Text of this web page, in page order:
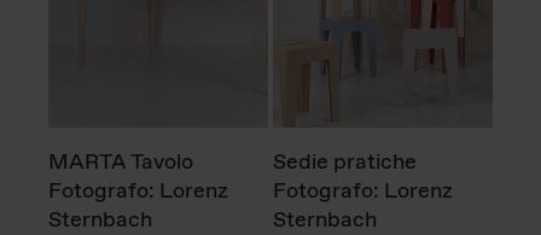
MARTA Tavolo
Fotografo: Lorenz
Sternbach
Sedie pratiche
Fotografo: Lorenz
Sternbach